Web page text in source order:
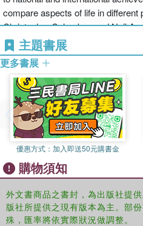
compare aspects of life in
Christopher Columbus and Neil
context with a visual timeline on
主題書展
更多書展
優惠方式： 加入即送50元購書金
購物須知
外文書商品之書封，為出版社提
版社所提供之現有版本為主。部
殊，匯率將依實際狀況做調整。